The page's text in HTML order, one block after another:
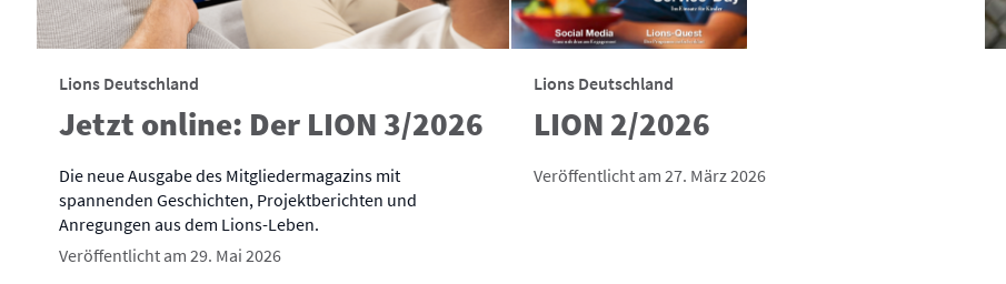
Lions Deutschland
Jetzt online: Der LION 3/2026
Die neue Ausgabe des Mitgliedermagazins mit
spannenden Geschichten, Projektberichten und
Anregungen aus dem Lions-Leben.
Veröffentlicht am 29. Mai 2026
Lions Deutschland
LION 2/2026
Veröffentlicht am 27. März 2026